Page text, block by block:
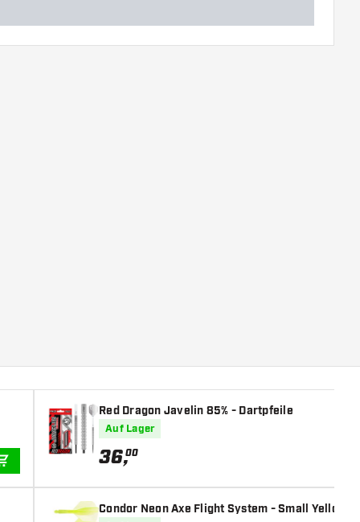
Red Dragon Javelin 85% - Dartpfeile
Auf Lager
36,00
Condor Neon Axe Flight System - Small Yellow -